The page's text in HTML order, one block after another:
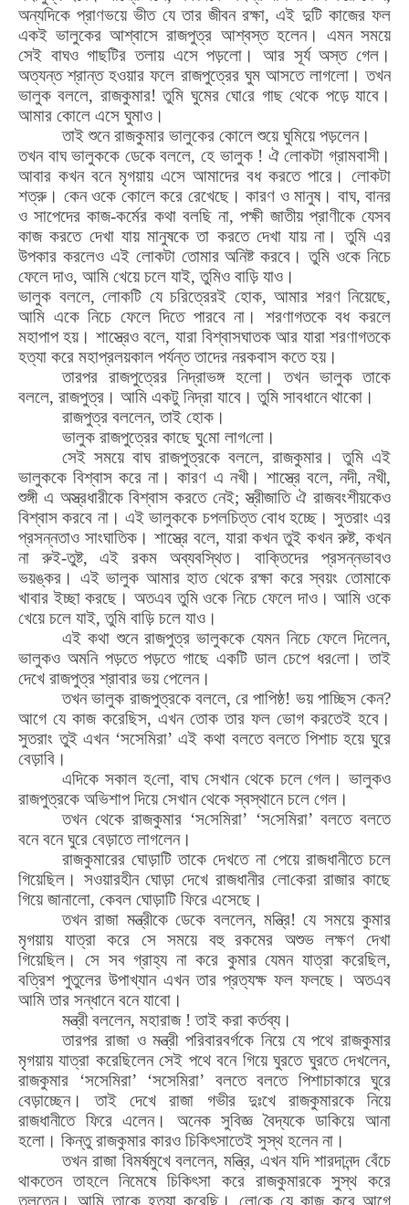
অন্যদিকে প্রাণভয়ে ভীত যে তার জীবন রক্ষা,এই দুটি কাজের ফল
একই ভালুকের আশ্বাসে রাজপুত্র আশ্বস্ত হলেন। এমন সময়ে
সেই বাঘও গাছটির তলায় এসে পড়লো। আর সূর্য অস্ত গেল।
অত্যন্ত শ্রান্ত হওয়ার ফলে রাজপুত্রের ঘুম আসতে লাগলো। তখন
ভালুক বললে, রাজকুমার! তুমি ঘুমেরঘোরে গাছ থেকে পড়ে যাবে।
আমার কোলে এসে ঘুমাও।
তাই শুনে রাজকুমার ভালুকের কোলে শুয়ে ঘুমিয়ে পড়লেন।
তখন বাঘ ভালুককে ডেকে বললে,হে ভালুক ! ঐলোকটা গ্রামবাসী।
আবার কখন বনে মৃগয়ায় এসে আমাদের বধ করতে পারে। লোকটা
শত্রু। কেন ওকে কোলে করে রেখেছে। কারণ ও মানুষ। বাঘ, বানর
ও সাপেদের কাজ-কর্মের কথা বলছি না,পক্ষী জাতীয় প্রাণীকে যেসব
কাজ করতে দেখা যায় মানুষকে তা করতে দেখা যায় না। তুমি এর
উপকার করলেও এই লোকটা তোমার অনিষ্ট করবে। তুমি ওকে নিচে
ফেলে দাও, আমি খেয়ে চলে যাই,তুমিও বাড়ি যাও।
ভালুক বললে, লোকটি যে চরিত্রেরই হোক, আমার শরণ নিয়েছে,
আমি একে নিচে ফেলে দিতে পারবে না। শরণাগতকে বধ করলে
মহাপাপ হয়। শাস্ত্রেও বলে, যারা বিশ্বাসঘাতক আর যারা শরণাগতকে
হত্যা করে মহাপ্রলয়কাল পর্যন্ত তাদের নরকবাস কতে হয়।
তারপর রাজপুত্রের নিদ্রাভঙ্গ হলো। তখন ভালুক তাকে
বললে, রাজপুত্র। আমি একটু নিদ্রা যাবে। তুমি সাবধানে থাকো।
রাজপুত্র বললেন,তাই হোক।
ভালুক রাজপুত্রের কাছে ঘুমো লাগলো ।
সেই সময়ে বাঘ রাজপুত্রকে বললে, রাজকুমার। তুমি এই
ভালুককে বিশ্বাস করে না। কারণ এ নখী। শাস্ত্রে বলে, নদী,নখী,
শুঙ্গী এ অস্ত্রধারীকে বিশ্বাস করতে নেই;স্ত্রীজাতি ঐ রাজবংশীয়কেও
বিশ্বাস করবে না। এই ভালুককে চপলচিত্তবোধ হচ্ছে। সুতরাং এর
প্রসন্নতাও সাংঘাতিক। শাস্ত্রে বলে, যারা কখন তুই কখন রুষ্ট,কখন
না রুই-তুষ্ট,এই রকম অব্যবস্থিত। বাক্তিদের প্রসন্নভাবও
ভয়ঙ্কর। এই ভালুক আমার হাত থেকে রক্ষা করে স্বয়ং তোমাকে
খাবার ইচ্ছা করছে। অতএব তুমি ওকে নিচে ফেলে দাও। আমি ওকে
খেয়ে চলে যাই,তুমি বাড়ি চলে যাও।
এই কথা শুনে রাজপুত্র ভালুককে যেমন নিচে ফেলে দিলেন,
ভালুকও অমনি পড়তে পড়তে গাছে একটি ডাল চেপে ধরলো । তাই
দেখে রাজপুত্র শ্রাবার ভয় পেলেন।
তখন ভালুক রাজপুত্রকে বললে, রে পাপিষ্ঠ! ভয় পাচ্ছিসকেন?
আগে যে কাজ করেছিস, এখন তোক তার ফল ভোগ করতেই হবে।
সুতরাং তুই এখন ‘সসেমিরা’এই কথা বলতে বলতে পিশাচ হয়ে ঘুরে
বেড়াবি।
এদিকে সকাল হলো,বাঘ সেখান থেকে চলে গেল। ভালুকও
রাজপুত্রকে অভিশাপ দিয়ে সেখান থেকে স্বস্থানে চলে গেল।
তখন থেকে রাজকুমার ‘সসেমিরা’ ‘সসেমিরা’ বলতে বলতে
বনে বনে ঘুরে বেড়াতে লাগলেন।
রাজকুমারেরঘোড়াটি তাকে দেখতে না পেয়ে রাজধানীতে চলে
গিয়েছিল। সওয়ারহীনঘোড়া দেখে রাজধানীর লোকেরা রাজার কাছে
গিয়ে জানালো, কেবল ঘোড়াটি ফিরে এসেছে।
তখন রাজা মন্ত্রীকে ডেকে বললেন, মন্ত্রি! যে সময়ে কুমার
মৃগয়ায় যাত্রা করে সে সময়ে বহু রকমের অশুভ লক্ষণ দেখা
গিয়েছিল। সে সব গ্রাহ্য না করে কুমার যেমন যাত্রা করেছিল,
বত্রিশ পুতুলের উপাখ্যান এখন তার প্রত্যক্ষ ফল ফলছে। অতএব
আমি তার সন্ধানে বনে যাবো।
মন্ত্রী বললেন, মহারাজ ! তাই করা কর্তব্য।
তারপর রাজা ও মন্ত্রী পরিবারবর্গকে নিয়ে যে পথে রাজকুমার
মৃগয়ায় যাত্রা করেছিলেন সেই পথে বনে গিয়ে ঘুরতে ঘুরতে দেখলেন,
রাজকুমার ‘সসেমিরা’ ‘সসেমিরা’ বলতে বলতে পিশাচাকারে ঘুরে
বেড়াচ্ছেন। তাই দেখে রাজা গভীর দুঃখে রাজকুমারকে নিয়ে
রাজধানীতে ফিরে এলেন। অনেক সুবিজ্ঞ বৈদ্যকে ডাকিয়ে আনা
হলো। কিন্তু রাজকুমার কারও চিকিৎসাতেই সুস্থ হলেন না।
তখন রাজা বিমর্ষমুখে বললেন, মন্ত্রি, এখন যদি শারদানন্দ বেঁচে
থাকতেন তাহলে নিমেষে চিকিৎসা করে রাজকুমারকে সুস্থ করে
তুলতেন। আমি তাকে হত্যা করেছি। লোকে যে কাজ করে আগে